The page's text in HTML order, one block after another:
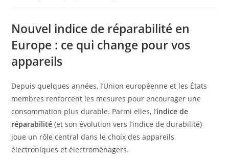
Nouvel indice de réparabilité en
Europe : ce qui change pour vos
appareils
Depuis quelques années, l’Union européenne et les États
membres renforcent les mesures pour encourager une
consommation plus durable. Parmi elles, l’indice de
réparabilité (et son évolution vers l’indice de durabilité)
joue un rôle central dans le choix des appareils
électroniques et électroménagers.